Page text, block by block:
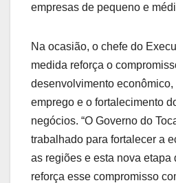
empresas de pequeno e
Na ocasião, o chefe do
medida reforça o
desenvolvimento
emprego e o fortalecimento
negócios. “O Governo do
trabalhado para fortalecer a
as regiões e esta nova etapa
reforça esse compromisso